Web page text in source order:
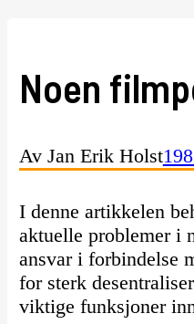
Noen
Av Jan Erik Holst
I denne artikkelen
aktuelle problemer i
ansvar i forbindelse
for sterk
viktige funksjoner